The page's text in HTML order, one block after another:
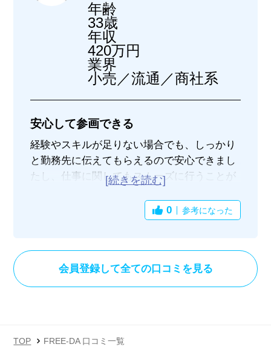
年齢
33歳
年収
420万円
業界
小売／流通／商社系
安心して参画できる
経験やスキルが足りない場合でも、しっかり
と勤務先に伝えてもらえるので安心できまし
たし、仕事に関してもスムーズに行うことが
また、事前のすり合わせがきちんとできてい
るので、やはり安心できました。
0 参考になった
会員登録して全ての口コミを見る
TOP FREE-DA 口コミ一覧